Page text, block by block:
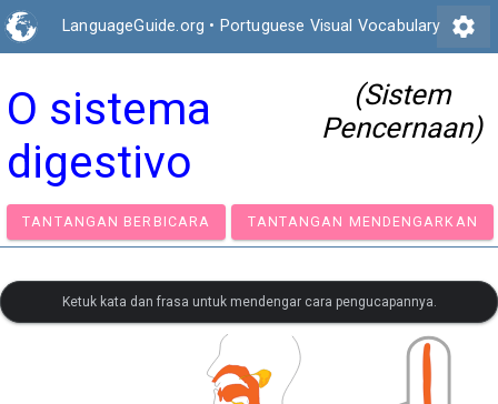
LanguageGuide.org • Portuguese Visual Vocabulary settings
O sistema
digestivo
(Sistem
Pencernaan)
TANTANGAN BERBICARA TANTANGAN
Ketuk kata dan frasa untuk mendengar cara pengucapannya.